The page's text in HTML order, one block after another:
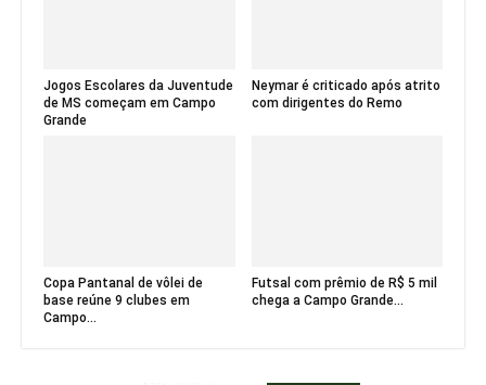
Jogos Escolares da Juventude
de MS começam em Campo
Grande
Neymar é criticado após atrito
com dirigentes do Remo
Copa Pantanal de vôlei de
base reúne 9 clubes em
Campo...
Futsal com prêmio de R$ 5 mil
chega a Campo Grande...